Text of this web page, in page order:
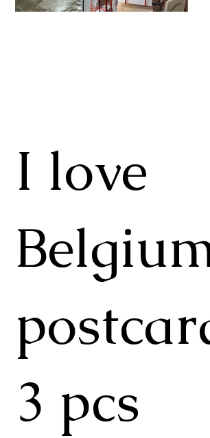
I love
3 pcs